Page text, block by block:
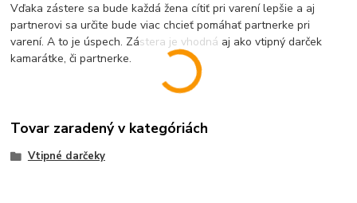
Vďaka zástere sa bude každá žena cítiť pri varení lepšie a aj
partnerovi sa určite bude viac chcieť pomáhať partnerke pri
varení. A to je úspech. Zástera je vhodná aj ako vtipný darček
kamarátke, či partnerke.
Tovar zaradený v kategóriách
Vtipné darčeky